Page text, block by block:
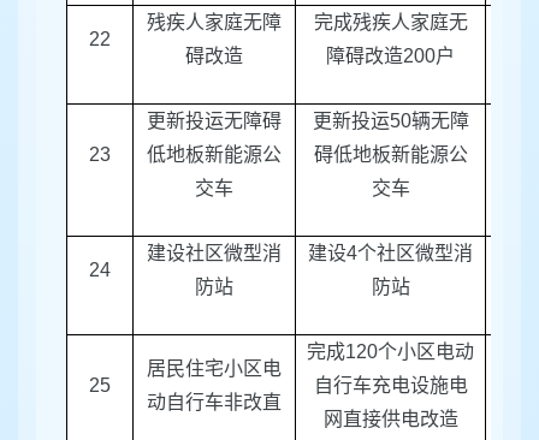
22
残疾人家庭无障
碍改造
完成残疾人家庭无
障碍改造200户
23
更新投运无障碍
低地板新能源公
交车
更新投运50辆无障
碍低地板新能源公
交车
24
建设社区微型消
防站
建设4个社区微型消
防站
25
居民住宅小区电
动自行车非改直
完成120个小区电动
自行车充电设施电
网直接供电改造